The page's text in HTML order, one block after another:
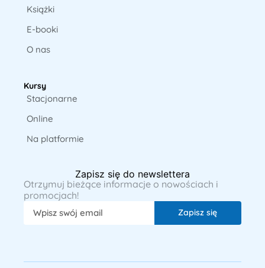
Książki
E-booki
O nas
Kursy
Stacjonarne
Online
Na platformie
Zapisz się do newslettera
Otrzymuj bieżące informacje o nowościach i
promocjach!
Zapisz się